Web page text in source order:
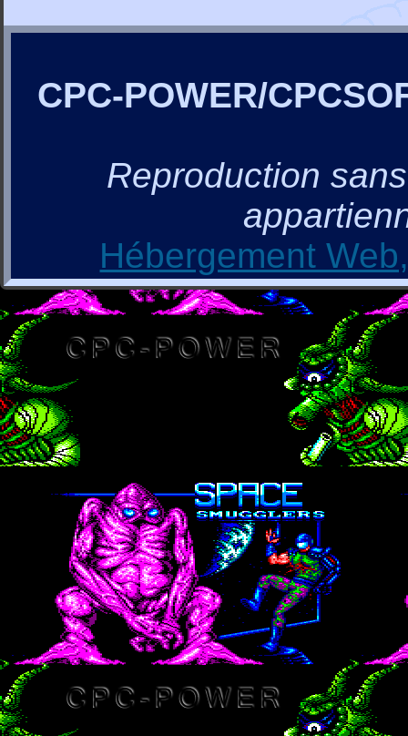
CPC-POWER/
Reproduction
Hébergement